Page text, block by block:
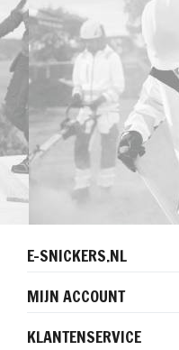
E-SNICKERS.NL
MIJN ACCOUNT
KLANTENSERVICE